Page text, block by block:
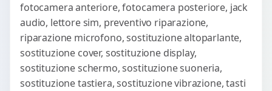
fotocamera anteriore, fotocamera posteriore, jack
audio, lettore sim, preventivo riparazione,
riparazione microfono, sostituzione altoparlante,
sostituzione cover, sostituzione display,
sostituzione schermo, sostituzione suoneria,
sostituzione tastiera, sostituzione vibrazione, tasti